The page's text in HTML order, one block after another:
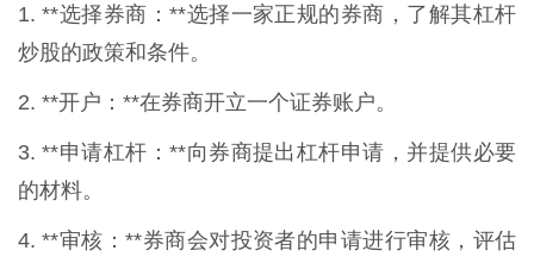
1. **选择券商：**选择一家正规的券商，了解其杠杆
炒股的政策和条件。
2. **开户：**在券商开立一个证券账户。
3. **申请杠杆：**向券商提出杠杆申请，并提供必要
的材料。
4. **审核：**券商会对投资者的申请进行审核，评估